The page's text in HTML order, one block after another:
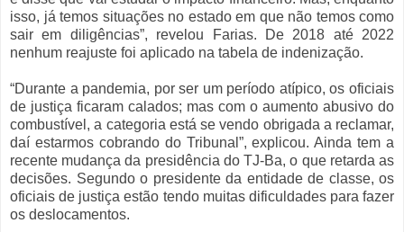
isso, já temos situações no estado em que não temos como
sair em diligências”, revelou Farias. De 2018 até 2022
nenhum reajuste foi aplicado na tabela de indenização.
“Durante a pandemia, por ser um período atípico, os oficiais
de justiça ficaram calados; mas com o aumento abusivo do
combustível, a categoria está se vendo obrigada a reclamar,
daí estarmos cobrando do Tribunal”, explicou. Ainda tem a
recente mudança da presidência do TJ-Ba, o que retarda as
decisões. Segundo o presidente da entidade de classe, os
oficiais de justiça estão tendo muitas dificuldades para fazer
os deslocamentos.